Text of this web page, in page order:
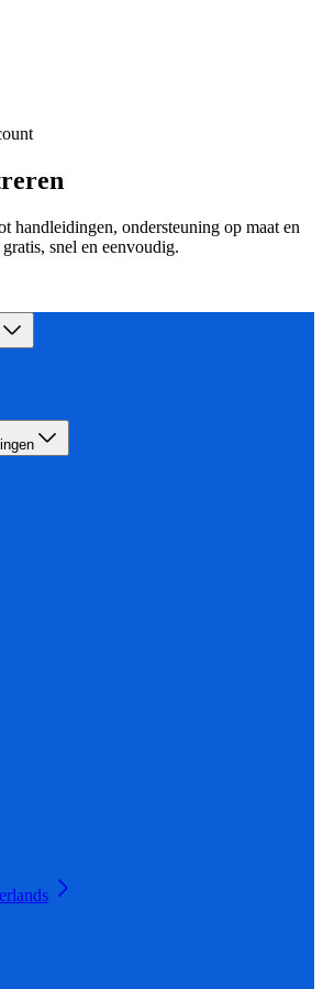
handleidingen, ondersteuning op maat en
snel en eenvoudig.